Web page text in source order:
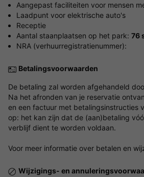
Aangepast faciliteiten voor mensen
Laadpunt voor elektrische auto's
Receptie
Aantal staanplaatsen op het park: 76
NRA (verhuurregistratienummer):
Betalingsvoorwaarden
De betaling zal worden afgehandeld
Na het afronden van je reservatie
en een factuur met betalingsinstructies
op: het kan zijn dat de (aan)betaling
verblijf dient te worden voldaan.
Voor meer informatie over betalen en
Wijzigings- en